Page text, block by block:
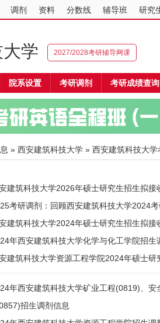
调剂 资料 分数线 辅导班 研究
学 2027/2028考研辅导网课
院系设置 考研调剂 考研成绩查询
» 西安建筑科技大学 » 西安建筑科技大
建筑科技大学2026年硕士研究生招生拟
考研调剂：回顾西安建筑科技大学2024
建筑科技大学2024年硕士研究生招生拟接
年西安建筑科技大学化学与化工学院招生
建筑科技大学资源工程学院2024年硕士研
年西安建筑科技大学矿业工程(0819)、
0857)招生调剂信息